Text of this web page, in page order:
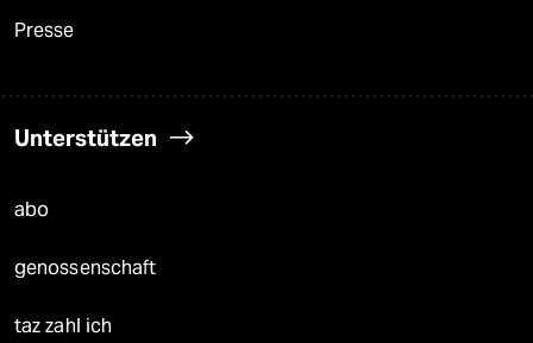
Presse
Unterstützen
abo
genossenschaft
taz zahl ich